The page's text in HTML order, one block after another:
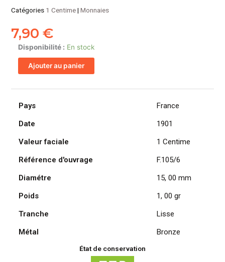
Catégories 1 Centime|Monnaies
7,90€
Disponibilité : En stock
quantité
de
FRANCE,
de
Daniel
1901
Ajouter au panier
Pays
France
Date
1901
Valeur faciale
1 Centime
Référence d'ouvrage
F.105/6
Diamétre
15, 00 mm
Poids
1, 00 gr
Tranche
Lisse
Métal
Bronze
État de conservation